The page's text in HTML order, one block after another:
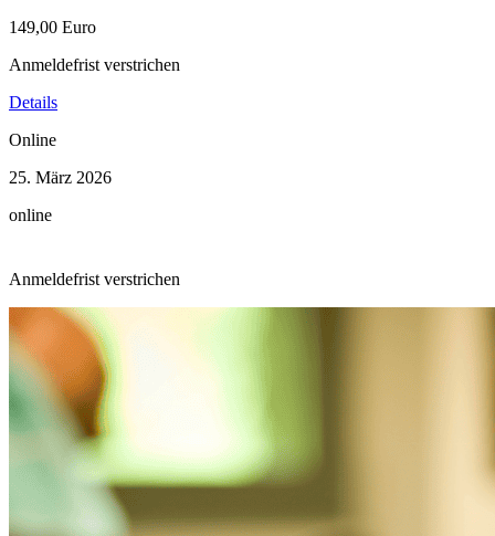
149,00 Euro
Anmeldefrist verstrichen
Details
Online
25. März 2026
online
Anmeldefrist verstrichen